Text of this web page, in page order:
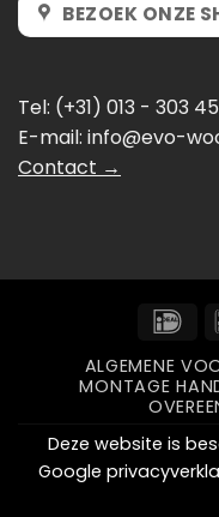
BEZOEK ONZE
Tel: (+31) 013 - 303 45
E-mail: info@evo-
Contact →
ALGEMENE
MONTAGE
Deze website is
Google